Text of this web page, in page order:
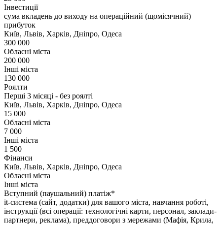
Інвестиції
сума вкладень до виходу на операційний (щомісячний)
прибуток
Київ, Львів, Харків, Дніпро, Одеса
300 000
Обласні міста
200 000
Інші міста
130 000
Роялти
Перші 3 місяці - без роялті
Київ, Львів, Харків, Дніпро, Одеса
15 000
Обласні міста
7 000
Інші міста
1 500
Фінанси
Київ, Львів, Харків, Дніпро, Одеса
Обласні міста
Інші міста
Вступний (паушальний) платіж*
it-система (сайт, додатки) для вашого міста, навчання роботі,
інструкції (всі операції: технологічні карти, персонал, заклади-
партнери, реклама), преддоговори з мережами (Мафія, Крила,